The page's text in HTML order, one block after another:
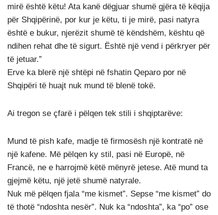
mirë është këtu! Ata kanë dëgjuar shumë gjëra të këqija
për Shqipërinë, por kur je këtu, ti je mirë, pasi natyra
është e bukur, njerëzit shumë të këndshëm, kështu që
ndihen rehat dhe të sigurt. Është një vend i përkryer për
të jetuar.”
Erve ka blerë një shtëpi në fshatin Qeparo por në
Shqipëri të huajt nuk mund të blenë tokë.
Ai tregon se çfarë i pëlqen tek stili i shqiptarëve:
Mund të pish kafe, madje të firmosësh një kontratë në
një kafene. Më pëlqen ky stil, pasi në Europë, në
Francë, ne e harrojmë këtë mënyrë jetese. Atë mund ta
gjejmë këtu, një jetë shumë natyrale.
Nuk më pëlqen fjala “me kismet”. Sepse “me kismet” do
të thotë “ndoshta nesër”. Nuk ka “ndoshta”, ka “po” ose